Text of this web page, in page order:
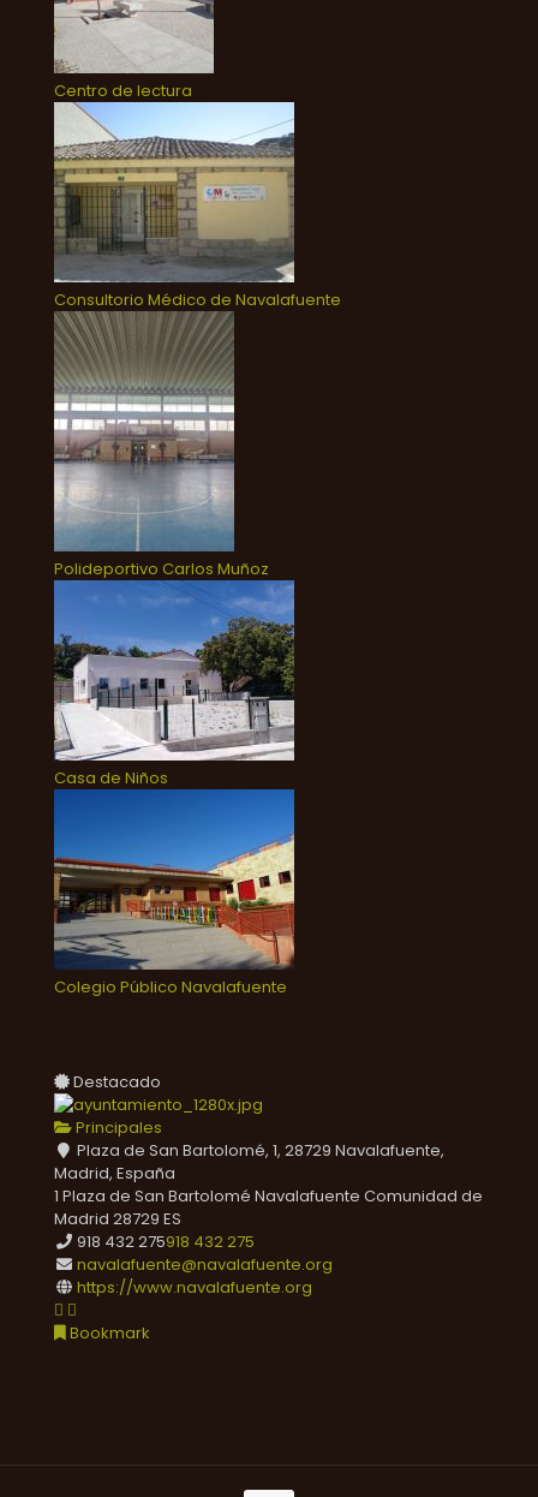
Centro de lectura
Consultorio Médico de Navalafuente
Polideportivo Carlos Muñoz
Casa de Niños
Colegio Público Navalafuente
Destacado
Principales
Plaza de San Bartolomé, 1, 28729 Navalafuente,
Madrid, España
1 Plaza de San Bartolomé Navalafuente Comunidad de
Madrid 28729 ES
918 432 275918 432 275
navalafuente@navalafuente.org
https://www.navalafuente.org
Bookmark